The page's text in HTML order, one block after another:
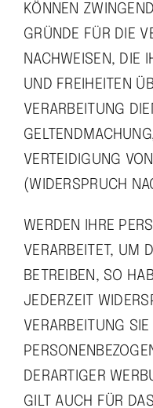
KÖNNEN
GRÜNDE FÜR DIE
NACHWEISEN, DIE
UND FREIHEITEN
VERARBEITUNG
VERTEIDIGUNG
(WIDERSPRUCH
WERDEN IHRE
VERARBEITET, UM
BETREIBEN, SO
JEDERZEIT
VERARBEITUNG
DERARTIGER
GILT AUCH FÜR